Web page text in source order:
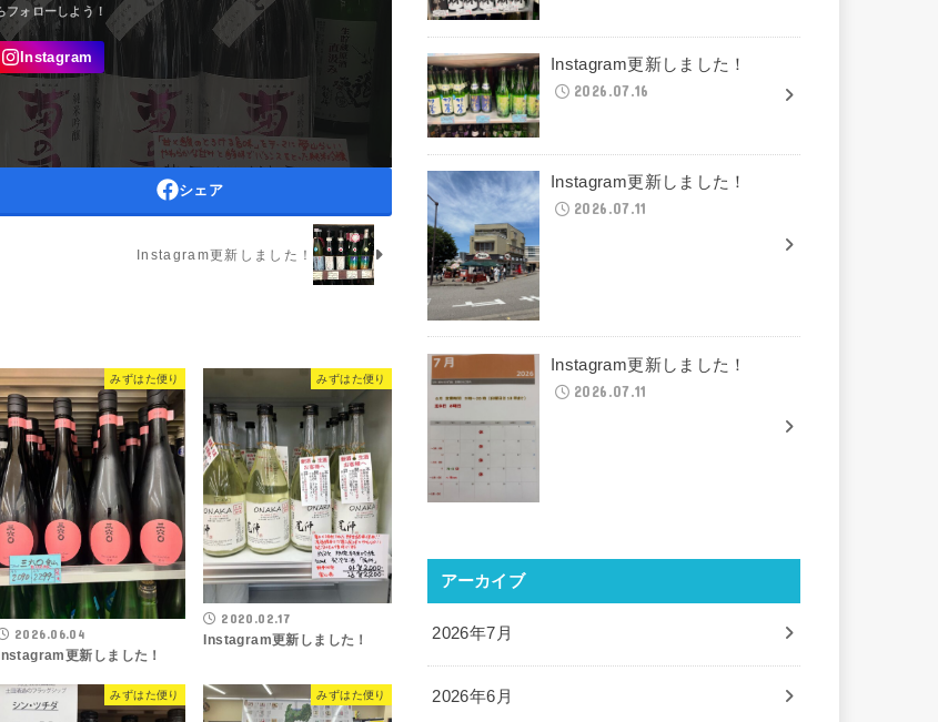
シェア
Instagram更新しました！
みずはた便り
2026.06.04
Instagram更新しました！
みずはた便り
2020.02.17
Instagram更新しました！
みずはた便り みずはた便り
Instagram更新しました！
2026.07.16
Instagram更新しました！
2026.07.11
Instagram更新しました！
2026.07.11
アーカイブ
2026年7月
2026年6月